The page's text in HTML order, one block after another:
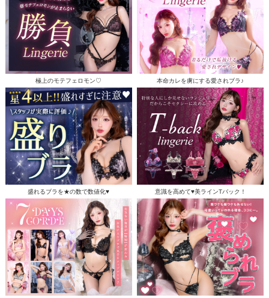
極上のモテフェロモン♡ 本命カレを虜にする愛されブラ♪
盛れるブラを★の数で数値化♥ 意識を高めて♥美ラインTバック！